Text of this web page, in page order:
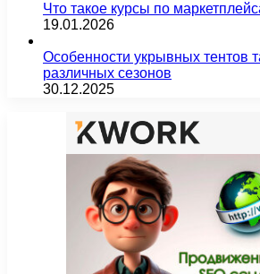
Что такое курсы по
19.01.2026
Особенности укрывных тентов
различных сезонов
30.12.2025